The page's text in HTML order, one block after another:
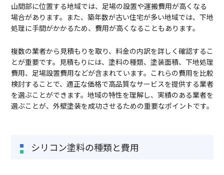
山間部に位置する地域では、足場の設置や運搬費用が高くなる
場合があります。また、築年数が古い住宅が多い地域では、下地
処理に手間がかかるため、費用が高くなることもあります。
複数の業者から見積もりを取り、料金の内訳を詳しく確認するこ
とが重要です。見積もりには、塗料の種類、塗装面積、下地処理
費用、足場設置費用などが含まれています。これらの費用を比較
検討することで、適正な価格で高品質なサービスを提供する業者
を選ぶことができます。地域の特性を理解し、実績のある業者を
選ぶことが、外壁塗装を成功させるための重要なポイントです。
シリコン塗料の種類と費用